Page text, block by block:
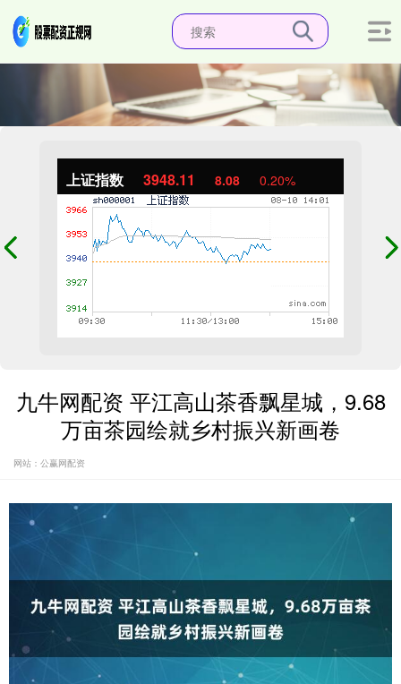
上证指数 3948.05 8.01 0.20%
九牛网配资 平江高山茶香飘星城，9.68
万亩茶园绘就乡村振兴新画卷
网站：公赢网配资